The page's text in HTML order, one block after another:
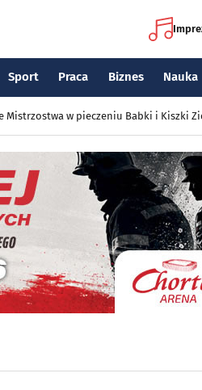
Sport Praca Biznes Nauka
Mistrzostwa w pieczeniu Babki i Kiszki